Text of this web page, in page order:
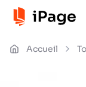
Accueil